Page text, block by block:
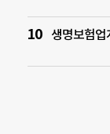
생명보험업